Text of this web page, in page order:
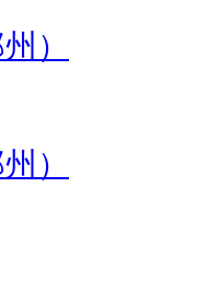
）
）